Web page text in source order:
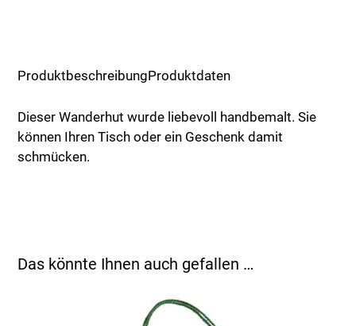
ProduktbeschreibungProduktdaten
Dieser Wanderhut wurde liebevoll handbemalt. Sie
können Ihren Tisch oder ein Geschenk damit
schmücken.
Das könnte Ihnen auch gefallen …